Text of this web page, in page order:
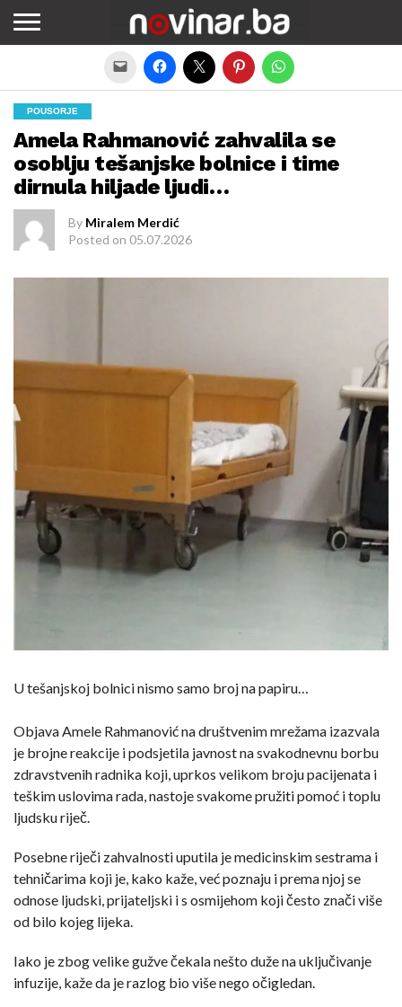
POUSORJE
Amela Rahmanović zahvalila se
osoblju tešanjske bolnice i time
dirnula hiljade ljudi…
By Miralem Merdić
Posted on 05.07.2026
U tešanjskoj bolnici nismo samo broj na papiru…
Objava Amele Rahmanović na društvenim mrežama izazvala
je brojne reakcije i podsjetila javnost na svakodnevnu borbu
zdravstvenih radnika koji, uprkos velikom broju pacijenata i
teškim uslovima rada, nastoje svakome pružiti pomoć i toplu
ljudsku riječ.
Posebne riječi zahvalnosti uputila je medicinskim sestrama i
tehničarima koji je, kako kaže, već poznaju i prema njoj se
odnose ljudski, prijateljski i s osmijehom koji često znači više
od bilo kojeg lijeka.
Iako je zbog velike gužve čekala nešto duže na uključivanje
infuzije, kaže da je razlog bio više nego očigledan.
Exit mobile version